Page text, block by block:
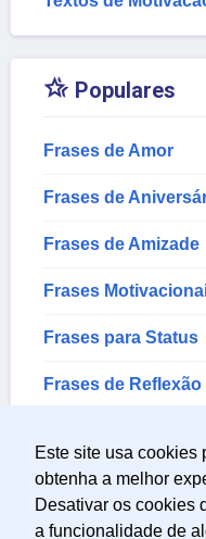
Este site usa cookies
obtenha a melhor
Desativar os cookies
a funcionalidade de
 Populares
Frases de Amor
Frases de
Frases de Amizade
Frases
Frases para Status
Frases de Reflexão
Frases para Fotos
Frases de Deus